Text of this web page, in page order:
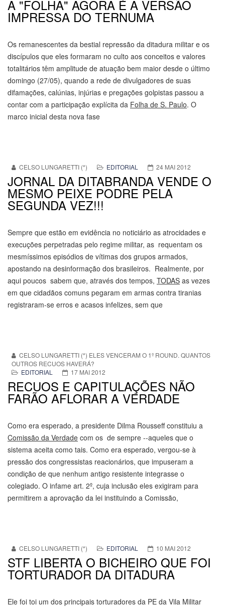
A "FOLHA" AGORA É A VERSÃO
IMPRESSA DO TERNUMA
Os remanescentes da bestial repressão da ditadura militar e os
discípulos que eles formaram no culto aos conceitos e valores
totalitários têm amplitude de atuação bem maior desde o último
domingo (27/05), quando a rede de divulgadores de suas
difamações, calúnias, injúrias e pregações golpistas passou a
contar com a participação explícita da Folha de S. Paulo. O
marco inicial desta nova fase
CELSO LUNGARETTI (*) EDITORIAL 24 MAI 2012
JORNAL DA DITABRANDA VENDE O
MESMO PEIXE PODRE PELA
SEGUNDA VEZ!!!
Sempre que estão em evidência no noticiário as atrocidades e
execuções perpetradas pelo regime militar, as requentam os
mesmíssimos episódios de vítimas dos grupos armados,
apostando na desinformação dos brasileiros. Realmente, por
aqui poucos sabem que, através dos tempos, TODAS as vezes
em que cidadãos comuns pegaram em armas contra tiranias
registraram-se erros e acasos infelizes, sem que
CELSO LUNGARETTI (*) ELES VENCERAM O 1º ROUND. QUANTOS
OUTROS RECUOS HAVERÁ?
EDITORIAL
17 MAI 2012
RECUOS E CAPITULAÇÕES NÃO
FARÃO AFLORAR A VERDADE
Como era esperado, a presidente Dilma Rousseff constituiu a
Comissão da Verdade com os de sempre --aqueles que o
sistema aceita como tais. Como era esperado, vergou-se à
pressão dos congressistas reacionários, que impuseram a
condição de que nenhum antigo resistente integrasse o
colegiado. O infame art. 2º, cuja inclusão eles exigiram para
permitirem a aprovação da lei instituindo a Comissão,
CELSO LUNGARETTI (*) EDITORIAL 10 MAI 2012
STF LIBERTA O BICHEIRO QUE FOI
TORTURADOR DA DITADURA
Ele foi toi um dos principais torturadores da PE da Vila Militar